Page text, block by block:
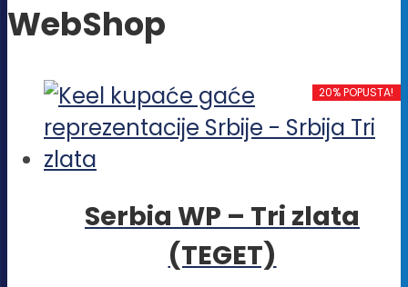
WebShop
20% POPUSTA!
Serbia WP – Tri zlata
(TEGET)